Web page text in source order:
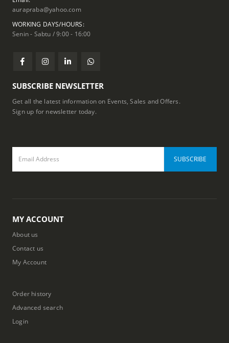
aurapraba@yahoo.com
WORKING DAYS/HOURS:
Senin - Sabtu / 9:00 - 16:00
SUBSCRIBE NEWSLETTER
Get all the latest information on Events, Sales and Offers.
Sign up for newsletter today.
MY ACCOUNT
About us
Contact us
My Account
Order history
Advanced search
Login